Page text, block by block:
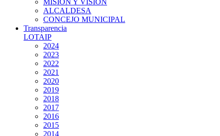
MISIÓN Y VISIÓN
ALCALDESA
CONCEJO MUNICIPAL
Transparencia
LOTAIP
2024
2023
2022
2021
2020
2019
2018
2017
2016
2015
2014